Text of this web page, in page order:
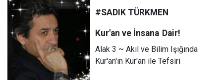
#SADIK TÜRKMEN
Kur'an ve İnsana Dair!
Alak 3 ~ Akıl ve Bilim Işığında
Kur'an'ın Kur'an ile Tefsiri